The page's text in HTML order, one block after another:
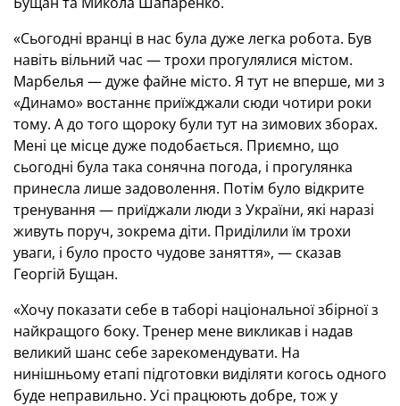
«Сьогодні вранці в нас була дуже легка робота. Був
навіть вільний час — трохи прогулялися містом.
Марбелья — дуже файне місто. Я тут не вперше, ми з
«Динамо» востаннє приїжджали сюди чотири роки
тому. А до того щороку були тут на зимових зборах.
Мені це місце дуже подобається. Приємно, що
сьогодні була така сонячна погода, і прогулянка
принесла лише задоволення. Потім було відкрите
тренування — приїджали люди з України, які наразі
живуть поруч, зокрема діти. Приділили їм трохи
уваги, і було просто чудове заняття», — сказав
Георгій Бущан.
«Хочу показати себе в таборі національної збірної з
найкращого боку. Тренер мене викликав і надав
великий шанс себе зарекомендувати. На
нинішньому етапі підготовки виділяти когось одного
буде неправильно. Усі працюють добре, тож у